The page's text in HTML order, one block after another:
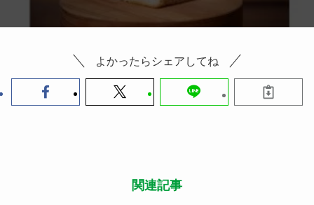
よかったらシェアしてね
関連記事